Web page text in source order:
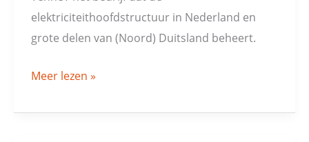
elektriciteithoofdstructuur in Nederland en
grote delen van (Noord) Duitsland beheert.
of
regulier?
Meer lezen »